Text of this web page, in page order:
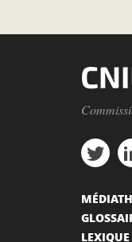
LEXIQUE